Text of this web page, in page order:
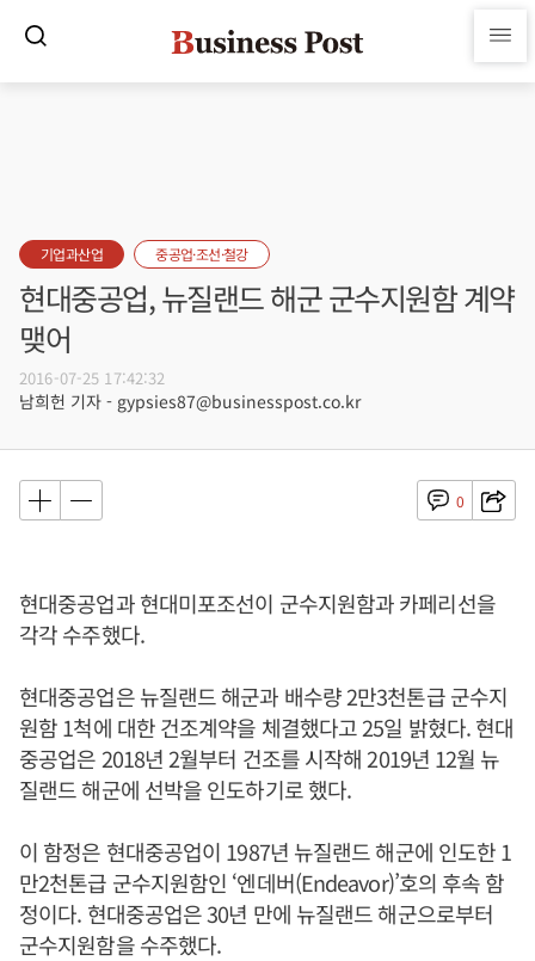
기업과산업 중공업·조선·철강
현대중공업, 뉴질랜드 해군 군수지원함 계약
맺어
2016-07-25 17:42:32
남희헌 기자 - gypsies87@businesspost.co.kr
0
현대중공업과 현대미포조선이 군수지원함과 카페리선을
각각 수주했다.
현대중공업은 뉴질랜드 해군과 배수량 2만3천톤급 군수지
원함 1척에 대한 건조계약을 체결했다고 25일 밝혔다. 현대
중공업은 2018년 2월부터 건조를 시작해 2019년 12월 뉴
질랜드 해군에 선박을 인도하기로 했다.
이 함정은 현대중공업이 1987년 뉴질랜드 해군에 인도한 1
만2천톤급 군수지원함인 ‘엔데버(Endeavor)’호의 후속 함
정이다. 현대중공업은 30년 만에 뉴질랜드 해군으로부터
군수지원함을 수주했다.